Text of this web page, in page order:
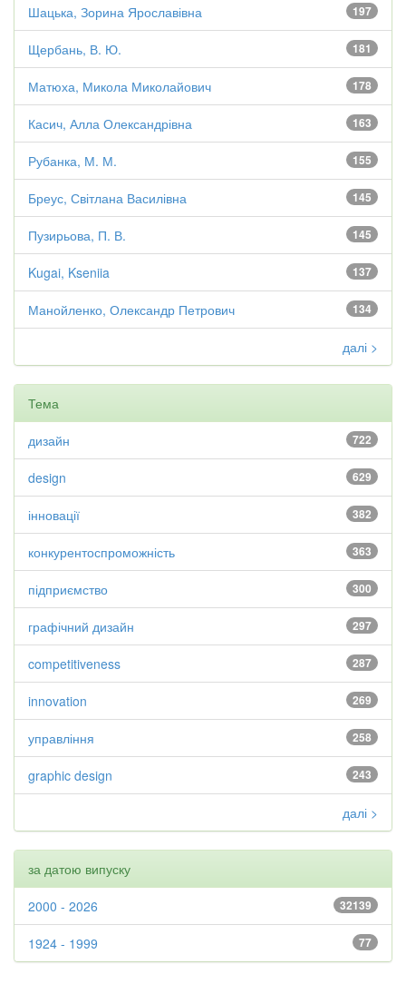
197
Шацька, Зорина Ярославівна
181
Щербань, В. Ю.
178
Матюха, Микола Миколайович
163
Касич, Алла Олександрівна
155
Рубанка, М. М.
145
Бреус, Світлана Василівна
145
Пузирьова, П. В.
137
Kugai, Kseniia
134
Манойленко, Олександр Петрович
далі >
Тема
722
дизайн
629
design
382
інновації
363
конкурентоспроможність
300
підприємство
297
графічний дизайн
287
competitiveness
269
innovation
258
управління
243
graphic design
далі >
за датою випуску
32139
2000 - 2026
77
1924 - 1999